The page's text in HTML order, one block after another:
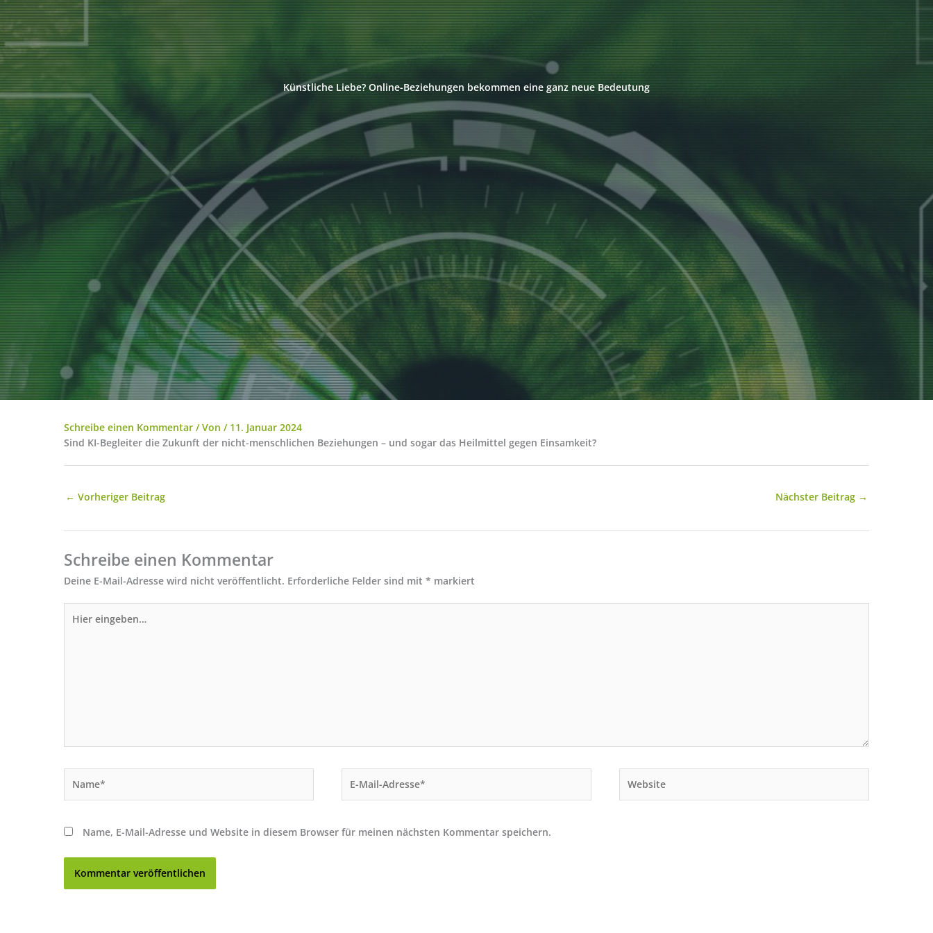
Künstliche Liebe? Online-Beziehungen bekommen eine ganz neue Bedeutung
Schreibe einen Kommentar / Von / 11. Januar 2024
Sind KI-Begleiter die Zukunft der nicht-menschlichen Beziehungen – und sogar das Heilmittel gegen Einsamkeit?
← Vorheriger Beitrag Nächster Beitrag →
Schreibe einen Kommentar
Deine E-Mail-Adresse wird nicht veröffentlicht. Erforderliche Felder sind mit * markiert
eingeben…
Mail-
Name, E-Mail-Adresse und Website in diesem Browser für meinen nächsten Kommentar speichern.